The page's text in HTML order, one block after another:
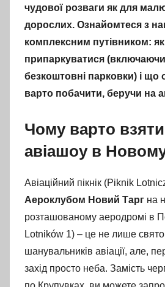
е
н
о
Л
я
2
2
6
чудової розваги як для
дорослих. Ознайомтеся з
комплексним путівником: як
припаркуватися
безкоштовні парковки) і що
варто побачити, беручи на
Чому варто
авіашоу в
Авіаційний пікнік (Piknik
Аероклубом Новий Тарг на
розташованому аеродромі в
Lotników 1) – це не лише
шанувальників авіації, але,
захід просто неба. Замість